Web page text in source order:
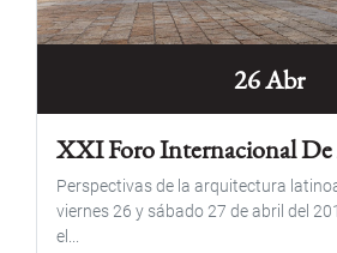
26 Abr
XXI Foro Internacional
Perspectivas de la arquitectura
viernes 26 y sábado 27 de abril del
el...